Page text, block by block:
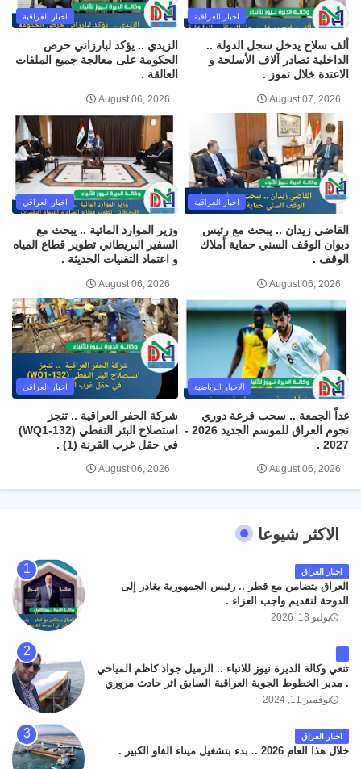
اخبار العراقية
ألف سلاح يدخل سجل الدولة ..
الداخلية تصادر آلاف الأسلحة و
الاعتدة خلال تموز .
August 07, 2026
اخبار العراقية
الزيدي .. يؤكد لبارزاني حرص
الحكومة على معالجة جميع الملفات
العالقة .
August 06, 2026
اخبار العراقية
القاضي زيدان .. يبحث مع رئيس
ديوان الوقف السني حماية أملاك
الوقف .
August 06, 2026
اخبار العراقي
وزير الموارد المائية .. يبحث مع
السفير البريطاني تطوير قطاع المياه
و اعتماد التقنيات الحديثة .
August 06, 2026
الاخبار الرياضية
غداً الجمعة .. سحب قرعة دوري
نجوم العراق للموسم الجديد 2026 -
2027 .
August 06, 2026
اخبار العراقي
شركة الحفر العراقية .. تنجز
استصلاح البئر النفطي (WQ1-132)
في حقل غرب القرنة (1) .
August 06, 2026
الاكثر شيوعا
اخبار العراق
العراق يتضامن مع قطر .. رئيس الجمهورية يغادر إلى
الدوحة لتقديم واجب العزاء .
يوليو 13, 2026
تنعي وكالة الديرة نيوز للانباء .. الزميل جواد كاظم المياحي
. مدير الخطوط الجوية العراقية السابق اثر حادث مروري
داخل مطار البصرة الدولي اليوم الاثنين على الطريق
كان سبب الحادث يعود لتصادم عجلته مع عجلة نوع كيا بنكو
تابعة لشركة الهلال الماسكة لإعمار مطار البصرة الدولي .
سائلين الله عز وجل ان يتغمد الفقيد بواسع رحمته ، و انا
نوفمبر 11, 2024
اخبار العراق
خلال هذا العام 2026 .. بدء بتشغيل ميناء الفاو الكبير .